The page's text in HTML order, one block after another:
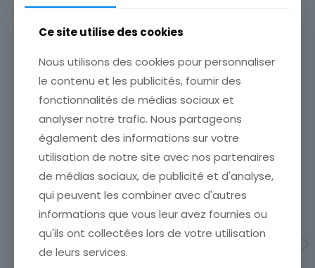
GRAVURE ANNEE 30 RUSSIE
MOSCOU
ÉTAT VOIR SCAN Cumulez
boutique afin de réduire
vos frais de port. Emballage
Soigné !!! Dimension :
environ 32 cm par[…]
10,00 €
Ajouter au panier
GRAVURE ANNEE 30
YOUGOSLAVIE LE PORT DE
KOTOR MER ADRIATIQUE
ÉTAT VOIR SCAN Cumulez
vos achats en visitant ma
boutique afin de réduire
vos frais de port. Emballage
Soigné !!! Dimension :
environ 32 cm par
10,00€
Ce site utilise des cookies
Nous utilisons des cookies pour personnaliser
le contenu et les publicités, fournir des
fonctionnalités de médias sociaux et
analyser notre trafic. Nous partageons
également des informations sur votre
utilisation de notre site avec nos partenaires
de médias sociaux, de publicité et d'analyse,
qui peuvent les combiner avec d'autres
informations que vous leur avez fournies ou
qu'ils ont collectées lors de votre utilisation
de leurs services.